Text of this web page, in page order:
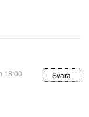
18:00 Svara